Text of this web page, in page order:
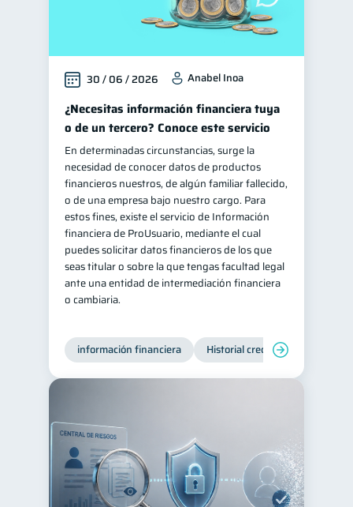
Educación Financiera 1
Retiro Doble sueldo
Gasto responsable
información financiera 1
30 / 06 / 2026 Anabel Inoa
¿Necesitas información financiera tuya
o de un tercero? Conoce este servicio
En determinadas circunstancias, surge la
necesidad de conocer datos de productos
financieros nuestros, de algún familiar fallecido,
o de una empresa bajo nuestro cargo. Para
estos fines, existe el servicio de Información
financiera de ProUsuario, mediante el cual
puedes solicitar datos financieros de los que
seas titular o sobre la que tengas facultad legal
ante una entidad de intermediación financiera
o cambiaria.
información financiera Historial crediticio